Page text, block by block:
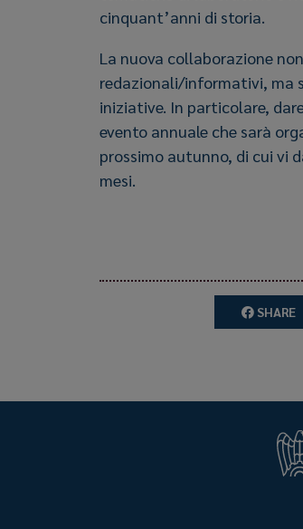
cinquant’anni di storia.
La nuova collaborazione
redazionali/informativi, ma
iniziative. In particolare,
evento annuale che sarà
prossimo autunno, di cui vi
mesi.
SHARE